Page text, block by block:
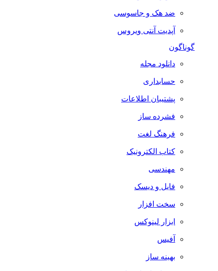
ضد هک و جاسوسی
آپدیت آنتی ویروس
گوناگون
دانلود مجله
حسابداری
پشتیبان اطلاعات
فشرده ساز
فرهنگ لغت
کتاب الکترونیک
مهندسی
فایل و دیسک
سخت افزار
ابزار لینوکس
آفیس
بهینه ساز